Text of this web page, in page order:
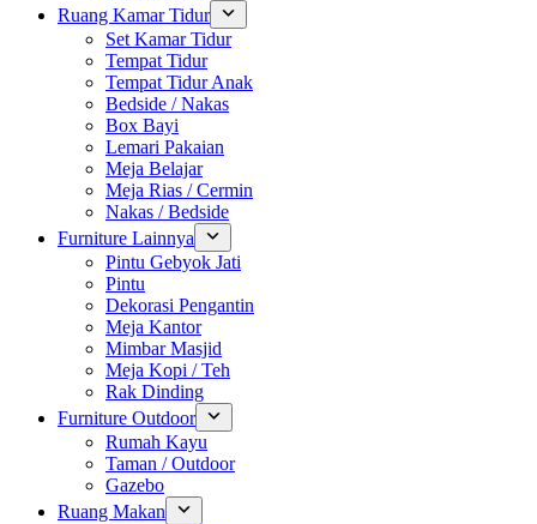
Ruang Kamar Tidur
Set Kamar Tidur
Tempat Tidur
Tempat Tidur Anak
Bedside / Nakas
Box Bayi
Lemari Pakaian
Meja Belajar
Meja Rias / Cermin
Nakas / Bedside
Furniture Lainnya
Pintu Gebyok Jati
Pintu
Dekorasi Pengantin
Meja Kantor
Mimbar Masjid
Meja Kopi / Teh
Rak Dinding
Furniture Outdoor
Rumah Kayu
Taman / Outdoor
Gazebo
Ruang Makan